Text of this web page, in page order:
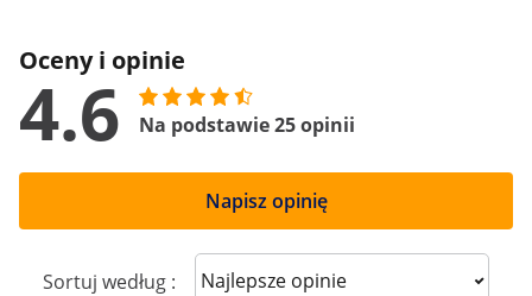
Oceny i opinie
4.6 Na podstawie 25 opinii
Napisz opinię
Sortuj według : Sort reviews